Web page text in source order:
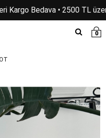
Bedava • 2500 TL
0